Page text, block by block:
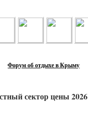
Форум об отдыхе в Крыму
сектор цены 2026